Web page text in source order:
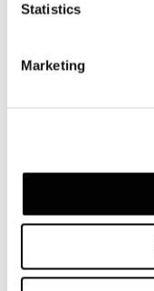
Statistics
Marketing